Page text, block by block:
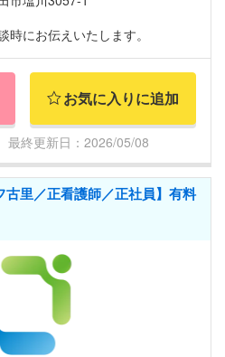
時にお伝えいたします。
お気に入りに追加
終更新日：2026/05/08
里／正看護師／正社員】有料